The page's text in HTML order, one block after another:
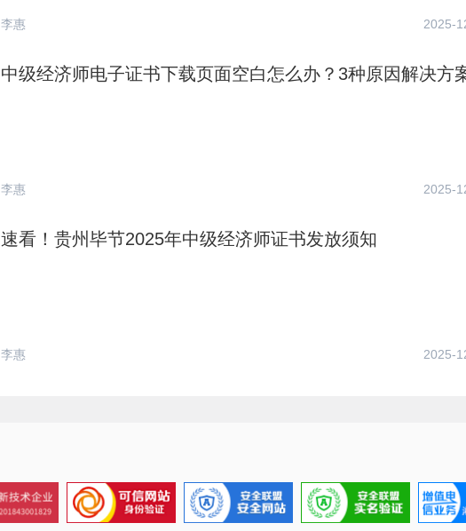
李惠 2025-
中级经济师电子证书下载页面空白怎么办？3种原因解决方
李惠 2025-
速看！贵州毕节2025年中级经济师证书发放须知
李惠 2025-